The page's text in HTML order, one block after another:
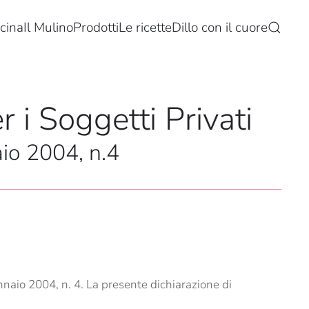
Il MulinoProdottiLe ricetteDillo con il cuore
i Soggetti Privati
2004, n.4
2004, n. 4. La presente dichiarazione di